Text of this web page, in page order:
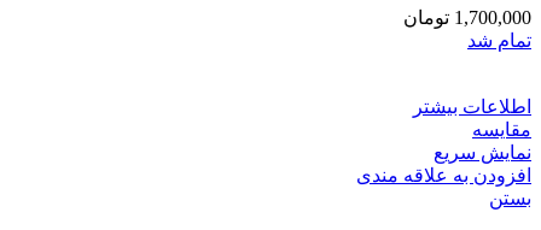
1,700,000 تومان
تمام شد
اطلاعات بیشتر
مقایسه
نمایش سریع
افزودن به علاقه مندی
بستن